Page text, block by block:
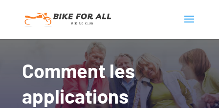
Comment les
applications